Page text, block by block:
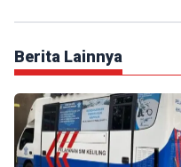
Berita Lainnya